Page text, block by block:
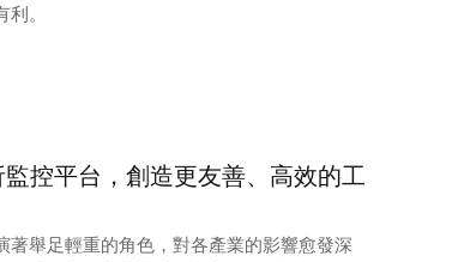
。
控平台，創造更友善、高效的工
著舉足輕重的角色，對各產業的影響愈發深